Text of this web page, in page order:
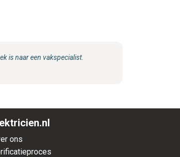
is naar een vakspecialist.
ons